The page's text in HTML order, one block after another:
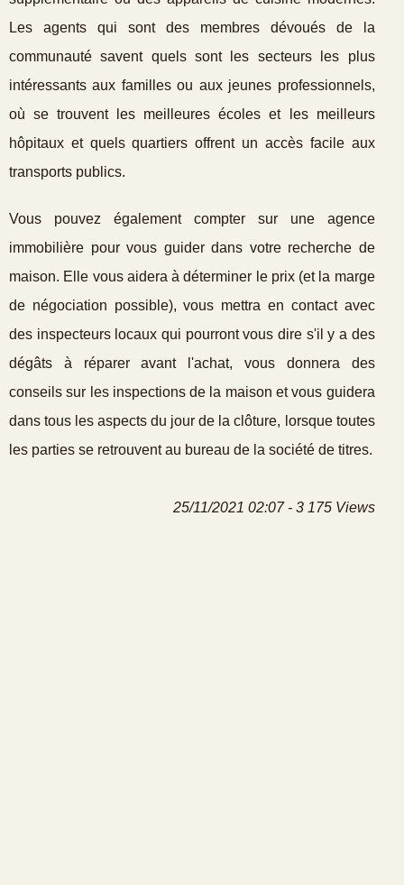
Les agents qui sont des membres dévoués de la
communauté savent quels sont les secteurs les plus
intéressants aux familles ou aux jeunes professionnels,
où se trouvent les meilleures écoles et les meilleurs
hôpitaux et quels quartiers offrent un accès facile aux
transports publics.
Vous pouvez également compter sur une agence
immobilière pour vous guider dans votre recherche de
maison. Elle vous aidera à déterminer le prix (et la marge
de négociation possible), vous mettra en contact avec
des inspecteurs locaux qui pourront vous dire s'il y a des
dégâts à réparer avant l'achat, vous donnera des
conseils sur les inspections de la maison et vous guidera
dans tous les aspects du jour de la clôture, lorsque toutes
les parties se retrouvent au bureau de la société de titres.
25/11/2021 02:07 - 3 175 Views